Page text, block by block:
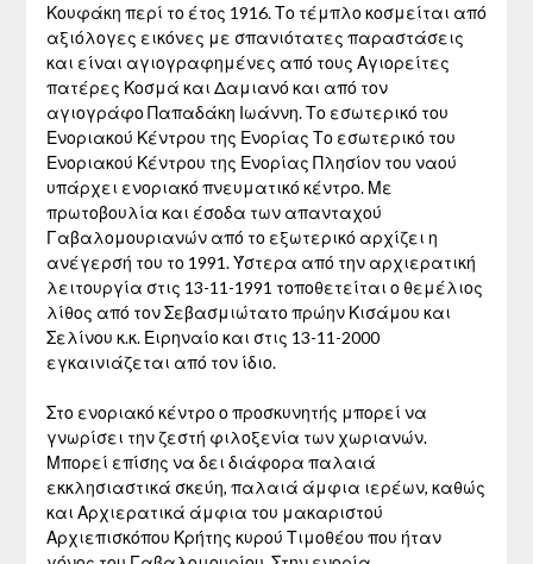
Κουφάκη περί το έτος 1916. Το τέμπλο κοσμείται από
αξιόλογες εικόνες με σπανιότατες παραστάσεις
και είναι αγιογραφημένες από τους Αγιορείτες
πατέρες Κοσμά και Δαμιανό και από τον
αγιογράφο Παπαδάκη Ιωάννη. Το εσωτερικό του
Ενοριακού Κέντρου της Ενορίας Το εσωτερικό του
Ενοριακού Κέντρου της Ενορίας Πλησίον του ναού
υπάρχει ενοριακό πνευματικό κέντρο. Με
πρωτοβουλία και έσοδα των απανταχού
Γαβαλομουριανών από το εξωτερικό αρχίζει η
ανέγερσή του το 1991. Ύστερα από την αρχιερατική
λειτουργία στις 13-11-1991 τοποθετείται ο θεμέλιος
λίθος από τον Σεβασμιώτατο πρώην Κισάμου και
Σελίνου κ.κ. Ειρηναίο και στις 13-11-2000
εγκαινιάζεται από τον ίδιο.
Στο ενοριακό κέντρο ο προσκυνητής μπορεί να
γνωρίσει την ζεστή φιλοξενία των χωριανών.
Μπορεί επίσης να δει διάφορα παλαιά
εκκλησιαστικά σκεύη, παλαιά άμφια ιερέων, καθώς
και Αρχιερατικά άμφια του μακαριστού
Αρχιεπισκόπου Κρήτης κυρού Τιμοθέου που ήταν